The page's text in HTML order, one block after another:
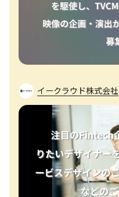
イークラウド株式会社